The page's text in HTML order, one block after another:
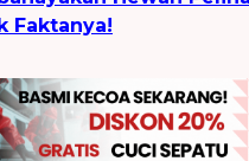
Faktanya!